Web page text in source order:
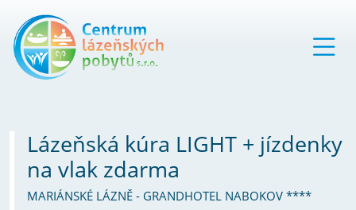
Lázeňská kúra LIGHT + jízdenky
na vlak zdarma
MARIÁNSKÉ LÁZNĚ - GRANDHOTEL NABOKOV ****